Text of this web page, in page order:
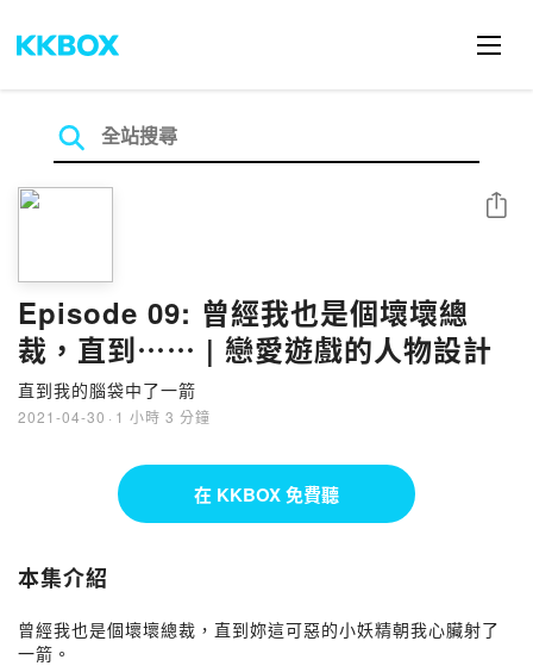
Episode 09: 曾經我也是個壞壞總
裁，直到⋯⋯ | 戀愛遊戲的人物設計
直到我的腦袋中了一箭
2021-04-30 · 1 小時 3 分鐘
分享
在 KKBOX 免費聽
本集介紹
曾經我也是個壞壞總裁，直到妳這可惡的小妖精朝我心臟射了
一箭。